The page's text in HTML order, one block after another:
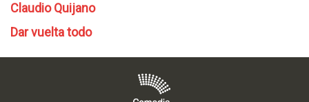
Claudio Quijano
Dar vuelta todo